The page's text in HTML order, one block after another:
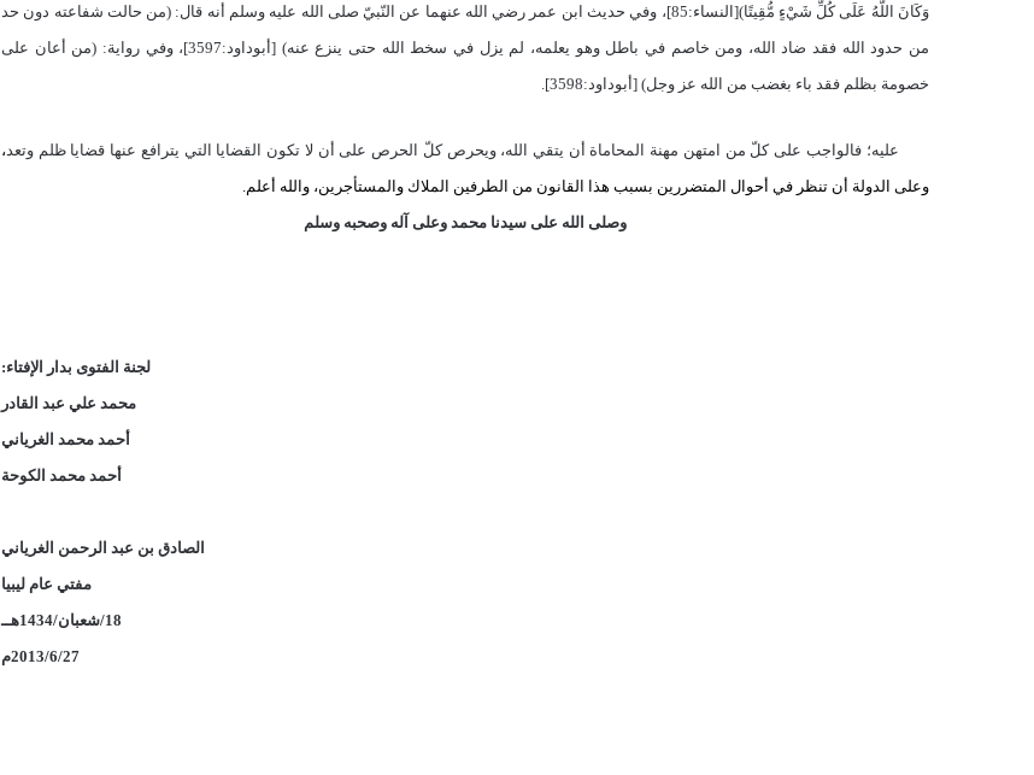
وَكَانَ اللَّهُ عَلَى كُلِّ شَيْءٍ مُّقِيتًا(
[النساء:85]، وفي حديث ابن عمر رضي الله عنهما عن النّبيّ صلى الله عليه وسلم أنه قال: (من حالت شفاعته دون حد
من حدود الله فقد ضاد الله، ومن خاصم في باطل وهو يعلمه، لم يزل في سخط الله حتى ينزع عنه) [أبوداود:3597]، وفي رواية: (من أعان على
خصومة بظلم فقد باء بغضب من الله عز وجل) [أبوداود:3598].
عليه؛ فالواجب على كلّ من امتهن مهنة المحاماة أن يتقي الله، ويحرص كلّ الحرص على أن لا تكون القضايا التي يترافع عنها قضايا ظلم وتعد،
وعلى الدولة أن تنظر في أحوال المتضررين بسبب هذا القانون من الطرفين الملاك والمستأجرين، والله أعلم.
وصلى الله على سيدنا محمد وعلى آله وصحبه وسلم
لجنة الفتوى بدار الإفتاء:
محمد علي عبد القادر
أحمد محمد الغرياني
أحمد محمد الكوحة
الصادق بن عبد الرحمن الغرياني
مفتي عام ليبيا
18/شعبان/1434هــ
2013/6/27م